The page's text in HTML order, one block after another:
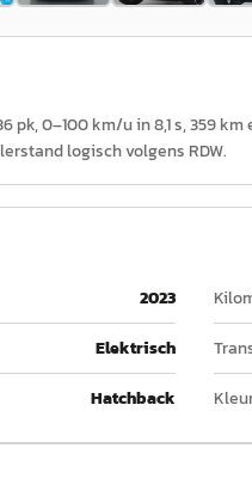
pk, 0–100 km/u in 8,1 s,
logisch volgens RDW.
2023
Elektrisch
Hatchback